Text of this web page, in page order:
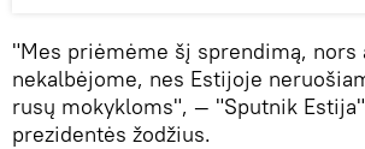
"Mes priėmėme šį sprendimą, nors
nekalbėjome, nes Estijoje
rusų mokykloms", — "Sputnik
prezidentės žodžius.